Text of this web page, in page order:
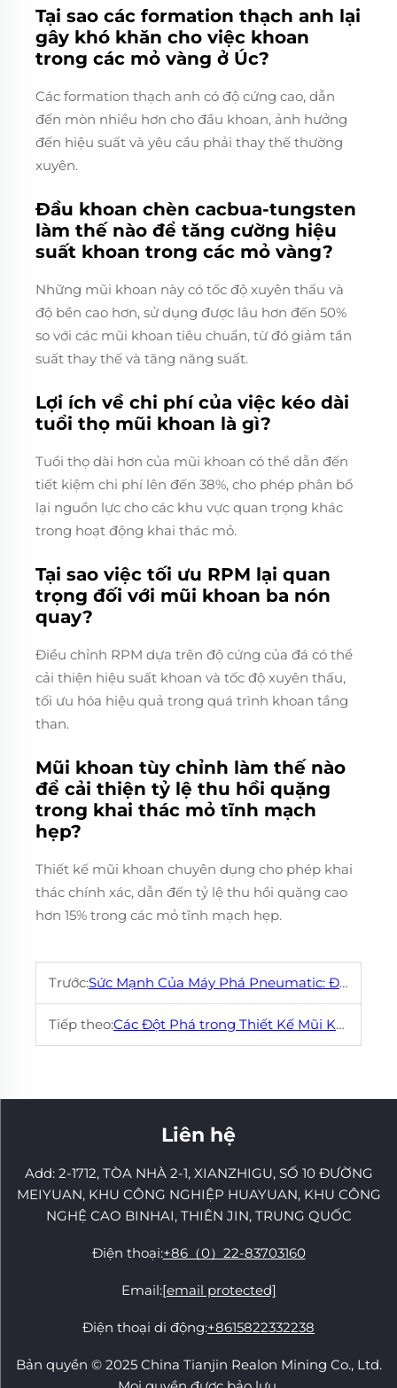
Tại sao các formation thạch anh lại
gây khó khăn cho việc khoan
trong các mỏ vàng ở Úc?
Các formation thạch anh có độ cứng cao, dẫn
đến mòn nhiều hơn cho đầu khoan, ảnh hưởng
đến hiệu suất và yêu cầu phải thay thế thường
xuyên.
Đầu khoan chèn cacbua-tungsten
làm thế nào để tăng cường hiệu
suất khoan trong các mỏ vàng?
Những mũi khoan này có tốc độ xuyên thấu và
độ bền cao hơn, sử dụng được lâu hơn đến 50%
so với các mũi khoan tiêu chuẩn, từ đó giảm tần
suất thay thế và tăng năng suất.
Lợi ích về chi phí của việc kéo dài
tuổi thọ mũi khoan là gì?
Tuổi thọ dài hơn của mũi khoan có thể dẫn đến
tiết kiệm chi phí lên đến 38%, cho phép phân bổ
lại nguồn lực cho các khu vực quan trọng khác
trong hoạt động khai thác mỏ.
Tại sao việc tối ưu RPM lại quan
trọng đối với mũi khoan ba nón
quay?
Điều chỉnh RPM dựa trên độ cứng của đá có thể
cải thiện hiệu suất khoan và tốc độ xuyên thấu,
tối ưu hóa hiệu quả trong quá trình khoan tầng
than.
Mũi khoan tùy chỉnh làm thế nào
để cải thiện tỷ lệ thu hồi quặng
trong khai thác mỏ tĩnh mạch
hẹp?
Thiết kế mũi khoan chuyên dụng cho phép khai
thác chính xác, dẫn đến tỷ lệ thu hồi quặng cao
hơn 15% trong các mỏ tĩnh mạch hẹp.
Trước:Sức Mạnh Của Máy Phá Pneumatic: Đánh Bại Các Bề Mặt Cứng Một Cách Dễ Dàng
Tiếp theo:Các Đột Phá trong Thiết Kế Mũi Khoan Khai Thác để Vận Hành Bền Vững
Liên hệ
Add: 2-1712, TÒA NHÀ 2-1, XIANZHIGU, SỐ 10 ĐƯỜNG
MEIYUAN, KHU CÔNG NGHIỆP HUAYUAN, KHU CÔNG
NGHỆ CAO BINHAI, THIÊN JIN, TRUNG QUỐC
Điện thoại:+86（0）22-83703160
Email:[email protected]
Điện thoại di động:+8615822332238
Bản quyền © 2025 China Tianjin Realon Mining Co., Ltd.